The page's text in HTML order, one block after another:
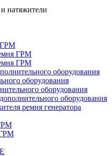
натяжители
ГРМ
ГРМ
ГРМ
оборудования
оборудования
оборудования
оборудования
ремня генератора